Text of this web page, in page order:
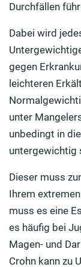
Durchfällen
Dabei wird
gegen
leichteren
unter
unbedingt in
untergewichtig
Dieser muss
Ihrem
muss es eine
es häufig bei
Magen- und
Crohn kann zu